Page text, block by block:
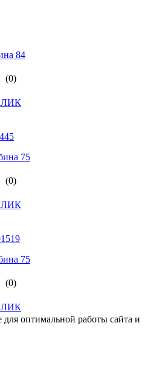
84
(0)
75
(0)
75
(0)
оптимальной работы сайта и